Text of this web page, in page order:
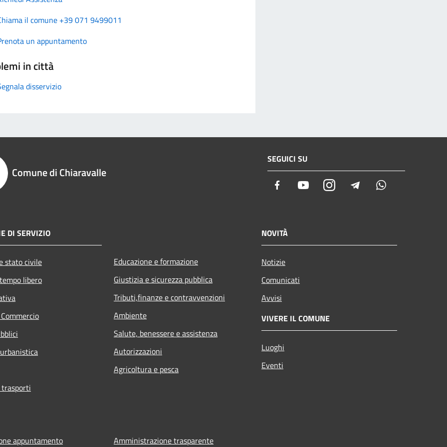
il comune +39 071 9499011
un appuntamento
in città
disservizio
Comune di Chiaravalle
SEGUICI SU
Facebook YoutubeInstagramTelegram
DI SERVIZIO
stato civile
libero
Educazione e formazione
Giustizia e sicurezza pubblica
Tributi,finanze e contravvenzioni
Ambiente
Salute, benessere e assistenza
Autorizzazioni
Agricoltura e pesca
NOVITÀ
Notizie
Comunicati
Avvisi
VIVERE IL COMUNE
Luoghi
Eventi
appuntamento Amministrazione trasparente